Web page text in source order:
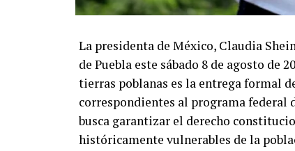
La presidenta de México, Claudia
de Puebla este sábado 8 de agosto de
tierras poblanas es la entrega formal
correspondientes al programa federal
busca garantizar el derecho
históricamente vulnerables de la